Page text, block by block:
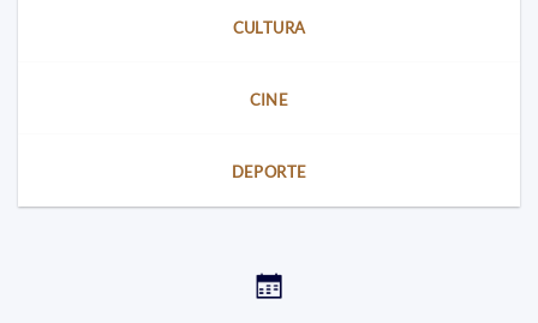
CULTURA
CINE
DEPORTE